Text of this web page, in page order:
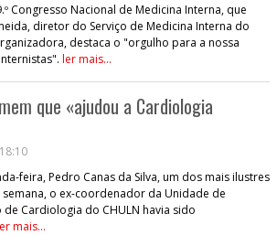
Congresso Nacional de Medicina Interna, que
diretor do Serviço de Medicina Interna do
destaca o "orgulho para a nossa
ler mais...
que «ajudou a Cardiologia
feira, Pedro Canas da Silva, um dos mais ilustres
o ex-coordenador da Unidade de
Cardiologia do CHULN havia sido
mais...